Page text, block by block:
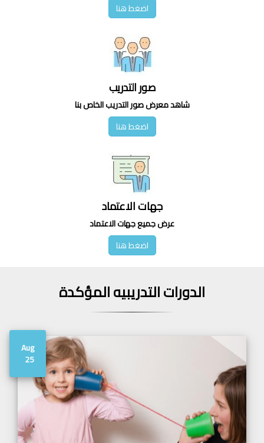
اضغط هنا
صور التدريب
شاهد معرض صور التدريب الخاص بنا
اضغط هنا
جهات الاعتماد
عرض جميع جهات الاعتماد
اضغط هنا
الدورات التدريبيه المؤكدة
Aug
25